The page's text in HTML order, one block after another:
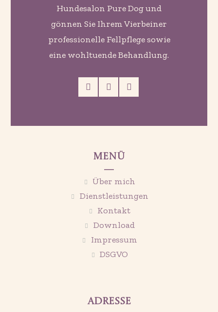
Hundesalon Pure Dog und
gönnen Sie Ihrem Vierbeiner
professionelle Fellpflege sowie
eine wohltuende Behandlung.
Menü
Über mich
Dienstleistungen
Kontakt
Download
Impressum
DSGVO
Adresse